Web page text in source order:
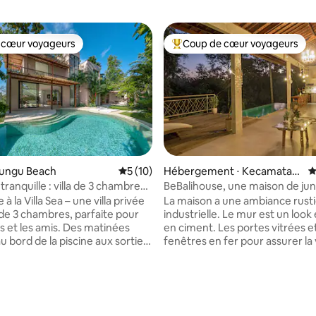
cœur voyageurs
voyageurs
Beach Évaluation moyenne sur la base de 10
5 (10)
: villa de 3 chambres
de Kedungu
à la Villa Sea – une villa privée
3 chambres, parfaite pour
amis. Des matinées
bord de la piscine aux sorties
Coups de cœur voyageurs les
Coup de cœur voyageurs
Hébergement ⋅ Kecamatan
Ubud
BeBalihouse, une maison de
La maison a une ambiance
industrielle. Le mur est un look
en ciment. Les portes vitrées
fenêtres en fer pour assurer la